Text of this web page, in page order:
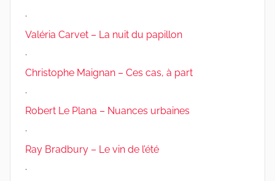
.
Valéria Carvet – La nuit du papillon
.
Christophe Maignan – Ces cas, à part
.
Robert Le Plana – Nuances urbaines
.
Ray Bradbury – Le vin de l’été
.